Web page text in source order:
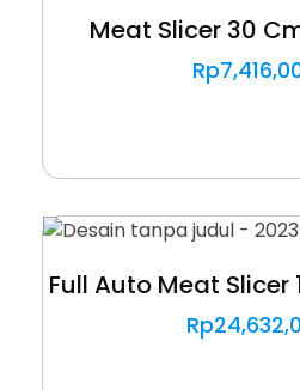
Meat Slicer 30
Rp
Full Auto Meat Slicer
Rp